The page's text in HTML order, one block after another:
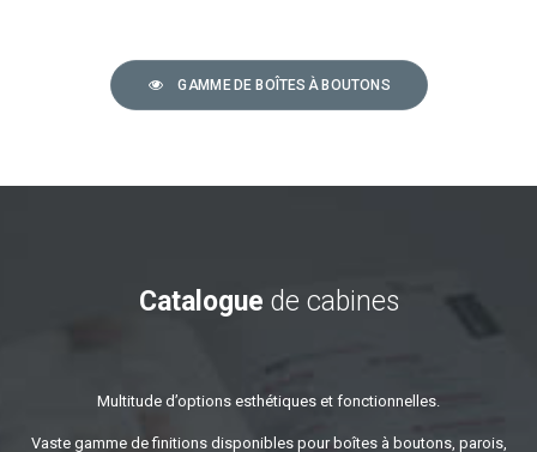
GAMME DE BOÎTES À BOUTONS
Catalogue de cabines
Multitude d’options esthétiques et fonctionnelles.
Vaste gamme de finitions disponibles pour boîtes à boutons, parois,